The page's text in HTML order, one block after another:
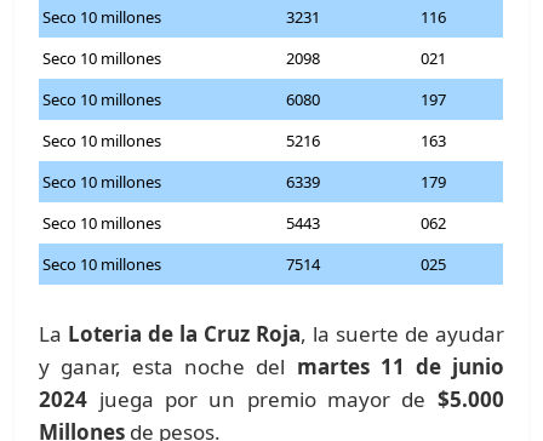
Seco 10 millones 3231
116
Seco 10 millones
2098
021
Seco 10 millones
6080
197
Seco 10 millones
5216
163
Seco 10 millones
6339
179
Seco 10 millones
5443
062
Seco 10 millones
7514 025
La Loteria de la Cruz Roja, la suerte de ayudar
y ganar, esta noche del martes 11 de junio
2024 juega por un premio mayor de $5.000
Millones de pesos.